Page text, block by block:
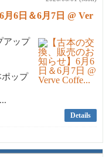
月6日＆6月7日 @ Ver
アップ
ポップ
Details